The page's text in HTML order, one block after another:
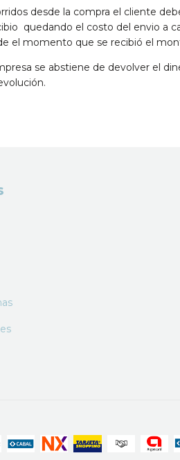
desde la compra el cliente
quedando el costo del envio a
el momento que se recibió el
se abstiene de devolver el